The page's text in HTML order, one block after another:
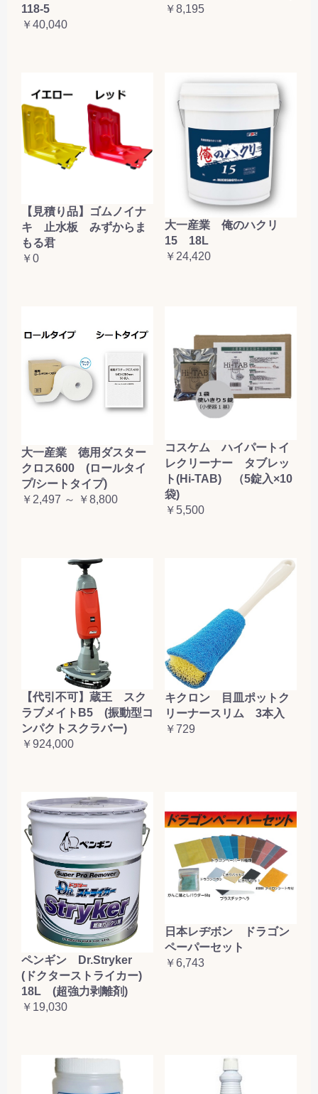
118-5
￥40,040
￥8,195
【見積り品】ゴムノイナ
キ 止水板 みずからま
もる君
￥0
大一産業 俺のハクリ
15 18L
￥24,420
大一産業 徳用ダスター
クロス600 (ロールタイ
プ/シートタイプ)
￥2,497 ～ ￥8,800
コスケム ハイパートイ
レクリーナー タブレッ
ト(Hi-TAB) （5錠入×10
袋)
￥5,500
【代引不可】蔵王 スク
ラブメイトB5 (振動型コ
ンパクトスクラバー)
￥924,000
キクロン 目皿ポットク
リーナースリム 3本入
￥729
ペンギン Dr.Stryker
(ドクターストライカー)
18L (超強力剥離剤)
￥19,030
日本レヂボン ドラゴン
ペーパーセット
￥6,743